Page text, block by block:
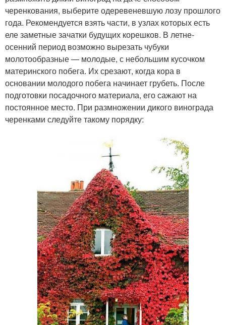
черенкования, выберите одеревеневшую лозу прошлого
года. Рекомендуется взять части, в узлах которых есть
еле заметные зачатки будущих корешков. В летне-
осенний период возможно вырезать чубуки
молотообразные — молодые, с небольшим кусочком
материнского побега. Их срезают, когда кора в
основании молодого побега начинает грубеть. После
подготовки посадочного материала, его сажают на
постоянное место. При размножении дикого винограда
черенками следуйте такому порядку: